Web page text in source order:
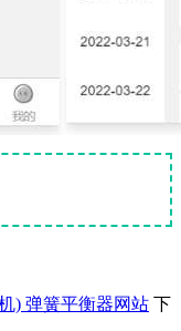
) 弹簧平衡器网站 下